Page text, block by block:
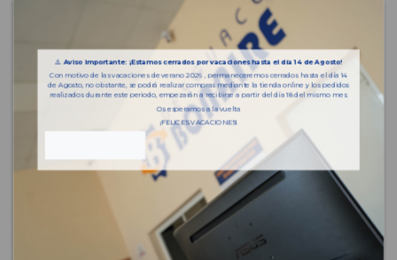
⚠️ Aviso importante: ¡Estamos cerrados por vacaciones hasta el día 14 de Agosto!
Con motivo de las vacaciones de verano 2026 , permaneceremos cerrados hasta el día 14
de Agosto, no obstante, se podrá realizar compras mediante la tienda online y los pedidos
realizados durante este periodo, empezarán a recibirse a partir del día 18 del mismo mes.
Os esperamos a la vuelta
¡FELICES VACACIONES!